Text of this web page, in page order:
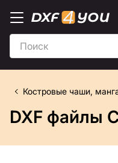
Костровые чаши,
DXF файлы